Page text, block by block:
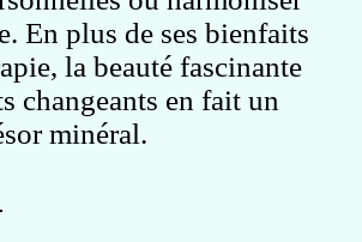
En plus de ses bienfaits
la beauté fascinante
changeants en fait un
minéral.